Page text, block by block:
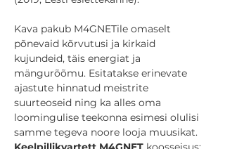
Kava pakub M4GNETile omaselt
põnevaid kõrvutusi ja kirkaid
kujundeid, täis energiat ja
mängurõõmu. Esitatakse erinevate
ajastute hinnatud meistrite
suurteoseid ning ka alles oma
loomingulise teekonna esimesi olulisi
samme tegeva noore looja muusikat.